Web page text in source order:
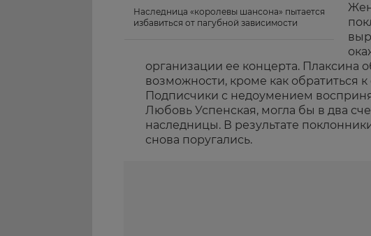
Наследница «королевы шансона» пытается
избавиться от пагубной зависимости
организации ее концерта. Плаксина
возможности, кроме как обратиться
Подписчики с недоумением
Любовь Успенская, могла бы в два
наследницы. В результате
снова поругались.